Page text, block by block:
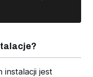
instalacji jest